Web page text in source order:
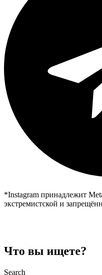
*Instagram принадлежит
экстремистской и
Что вы ищете?
Search